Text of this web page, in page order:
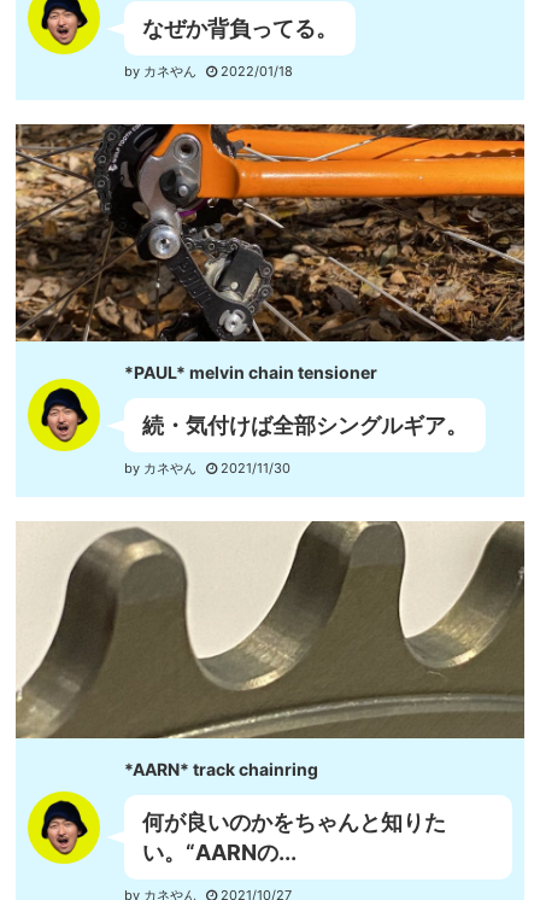
なぜか背負ってる。
by カネやん 2022/01/18
*PAUL* melvin chain tensioner
続・気付けば全部シングルギア。
by カネやん 2021/11/30
*AARN* track chainring
何が良いのかをちゃんと知りた
い。“AARNの...
by カネやん 2021/10/27